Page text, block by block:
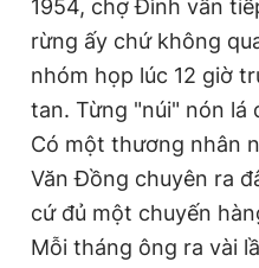
1954, chợ Đình vẫn
rừng ấy chứ không
nhóm họp lúc 12 giờ
tan. Từng "núi" nón lá
Có một thương nhân
Văn Đồng chuyên ra
cứ đủ một chuyến
Mỗi tháng ông ra vài